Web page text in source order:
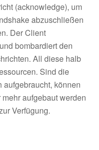
(acknowledge), um
abzuschließen
Der Client
bombardiert den
All diese halb
Sind die
können
aufgebaut werden
Verfügung.